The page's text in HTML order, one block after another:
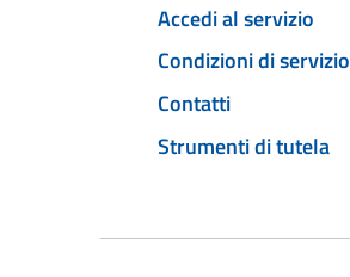
Accedi al servizio
Condizioni di servizio
Contatti
Strumenti di tutela